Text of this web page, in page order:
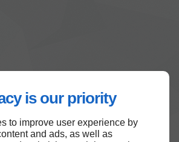
is our priority
to improve user experience by
and ads, as well as